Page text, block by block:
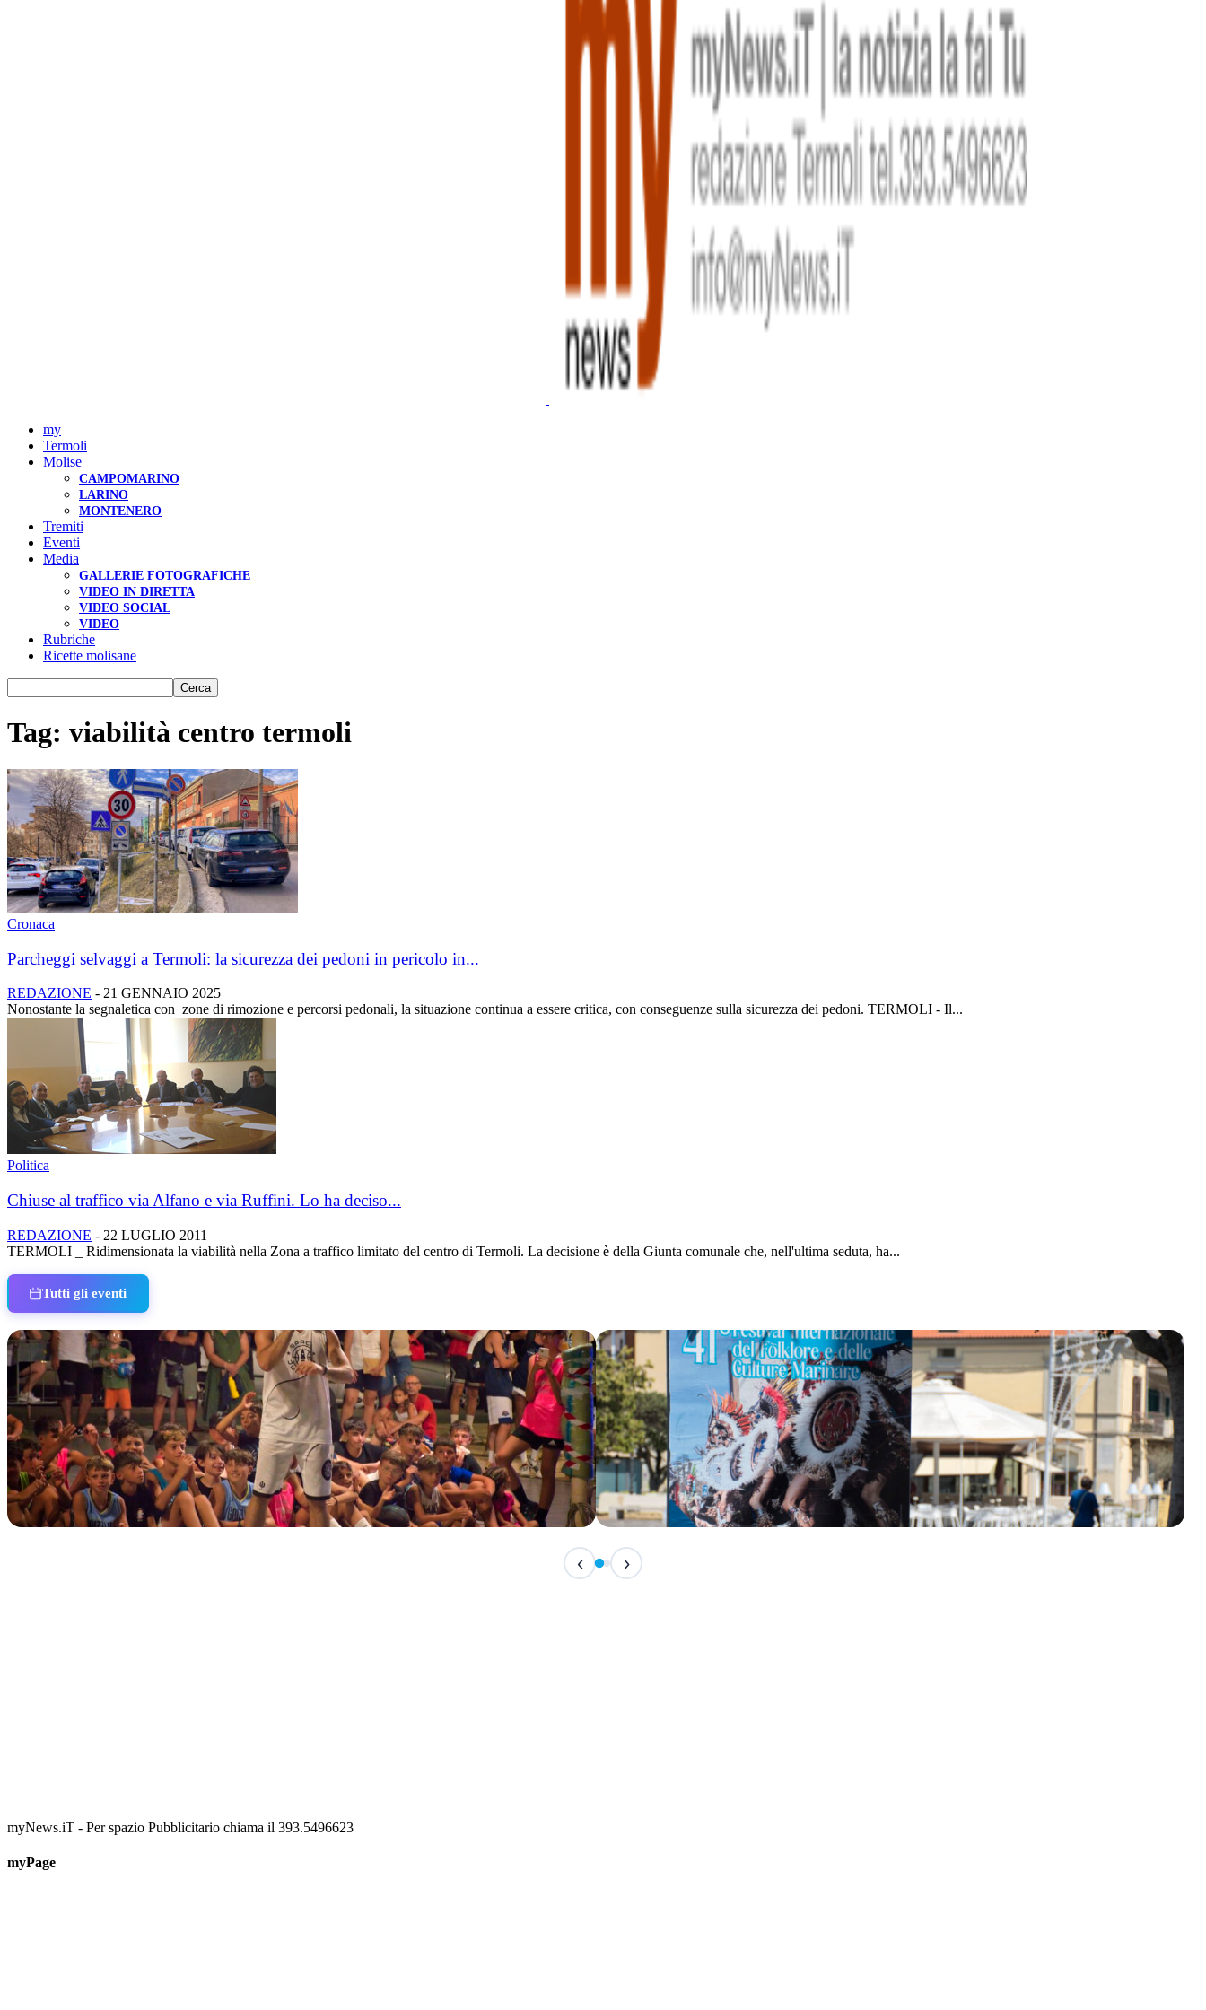
my
Termoli
Molise
CAMPOMARINO
LARINO
MONTENERO
Tremiti
Eventi
Media
GALLERIE FOTOGRAFICHE
VIDEO IN DIRETTA
VIDEO SOCIAL
VIDEO
Rubriche
Ricette molisane
Tag: viabilità centro termoli
Cronaca
Parcheggi selvaggi a Termoli: la sicurezza dei pedoni in pericolo in...
REDAZIONE - 21 GENNAIO 2025
Nonostante la segnaletica con zone di rimozione e percorsi pedonali, la situazione continua a essere critica, con conseguenze sulla sicurezza dei pedoni. TERMOLI - Il...
Politica
Chiuse al traffico via Alfano e via Ruffini. Lo ha deciso...
REDAZIONE - 22 LUGLIO 2011
TERMOLI _ Ridimensionata la viabilità nella Zona a traffico limitato del centro di Termoli. La decisione è della Giunta comunale che, nell'ultima seduta, ha...
Tutti gli eventi
IN ARRIVO
Festival Internazionale del Folklore - 41ª edizione
‹ ›
myNews.iT - Per spazio Pubblicitario chiama il 393.5496623
myPage